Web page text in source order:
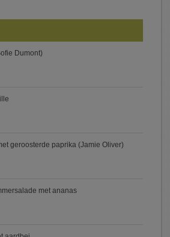
Dumont)
geroosterde paprika (Jamie Oliver)
met ananas